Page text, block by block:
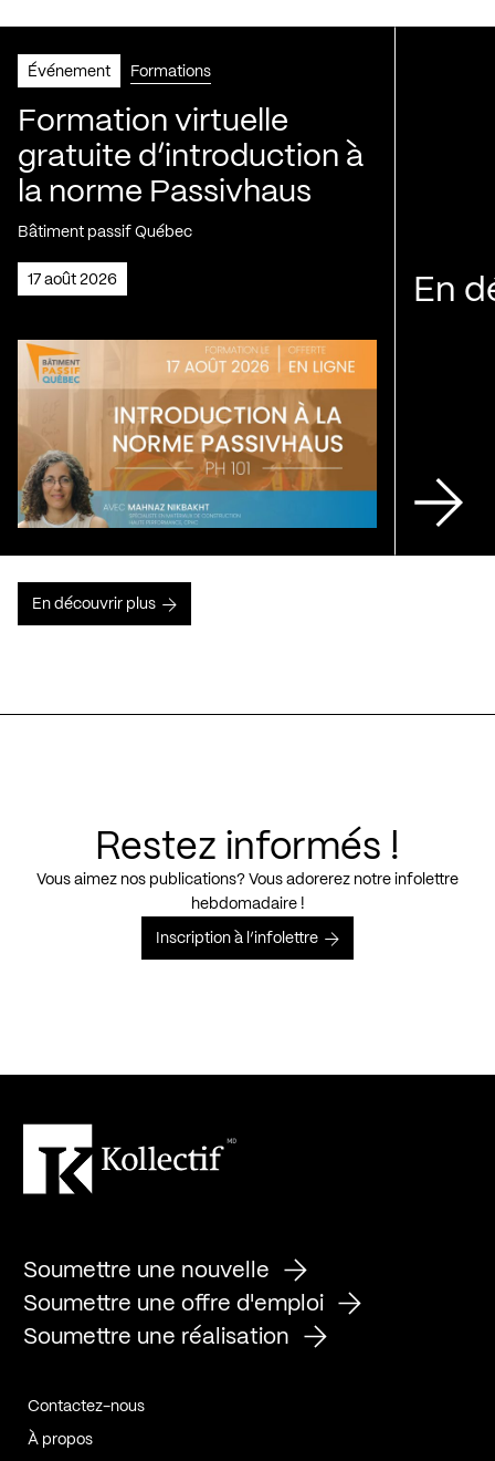
Événement Formations
Formation virtuelle
gratuite d’introduction à
la norme Passivhaus
Bâtiment passif Québec
17 août 2026 En
En découvrir plus
Restez informés !
Vous aimez nos publications? Vous adorerez notre infolettre
hebdomadaire !
Inscription à l’infolettre
Soumettre une nouvelle
Soumettre une offre d'emploi
Soumettre une réalisation
Contactez-nous
À propos